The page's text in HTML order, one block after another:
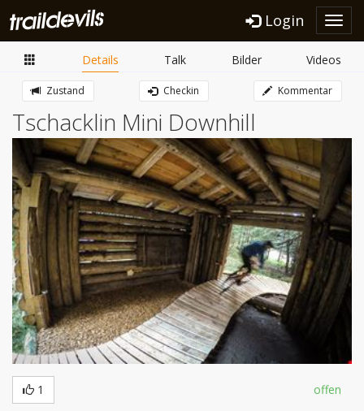
Login
Details Talk Bilder Videos
Zustand Checkin Kommentar
Tschacklin Mini Downhill
1 offen